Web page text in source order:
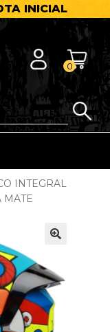
INICIAL
0
INTEGRAL
MATE